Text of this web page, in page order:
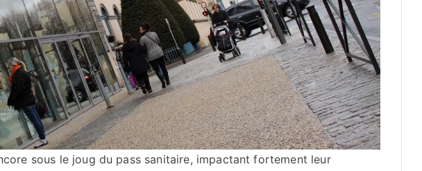
sous le joug du pass sanitaire, impactant fortement leur